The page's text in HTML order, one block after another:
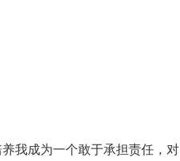
我成为一个敢于承担责任，对